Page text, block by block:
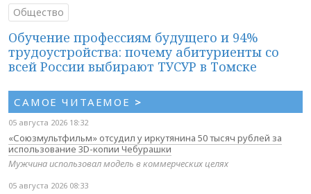
Общество
Обучение профессиям будущего и 94%
трудоустройства: почему абитуриенты со
всей России выбирают ТУСУР в Томске
САМОЕ ЧИТАЕМОЕ >
05 августа 2026 18:32
«Союзмультфильм» отсудил у иркутянина 50 тысяч рублей за
использование 3D-копии Чебурашки
Мужчина использовал модель в коммерческих целях
05 августа 2026 08:33